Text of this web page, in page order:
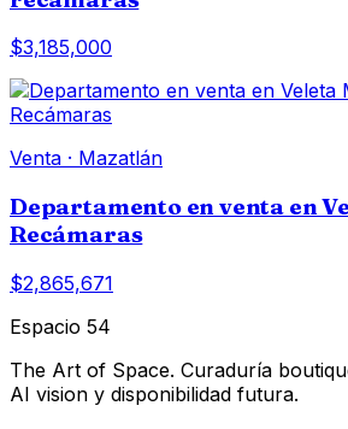
$3,185,000
Venta · Mazatlán
Departamento en venta en
Recámaras
$2,865,671
Espacio 54
The Art of Space. Curaduría
AI vision y disponibilidad futura.